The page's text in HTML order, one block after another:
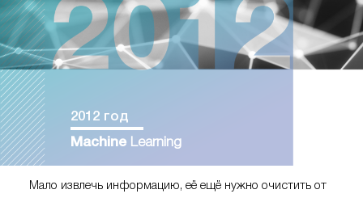
2012 год
Machine Learning
Мало извлечь информацию, её ещё нужно очистить от